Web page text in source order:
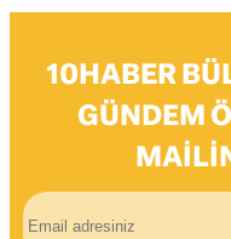
10HABER
GÜNDEM